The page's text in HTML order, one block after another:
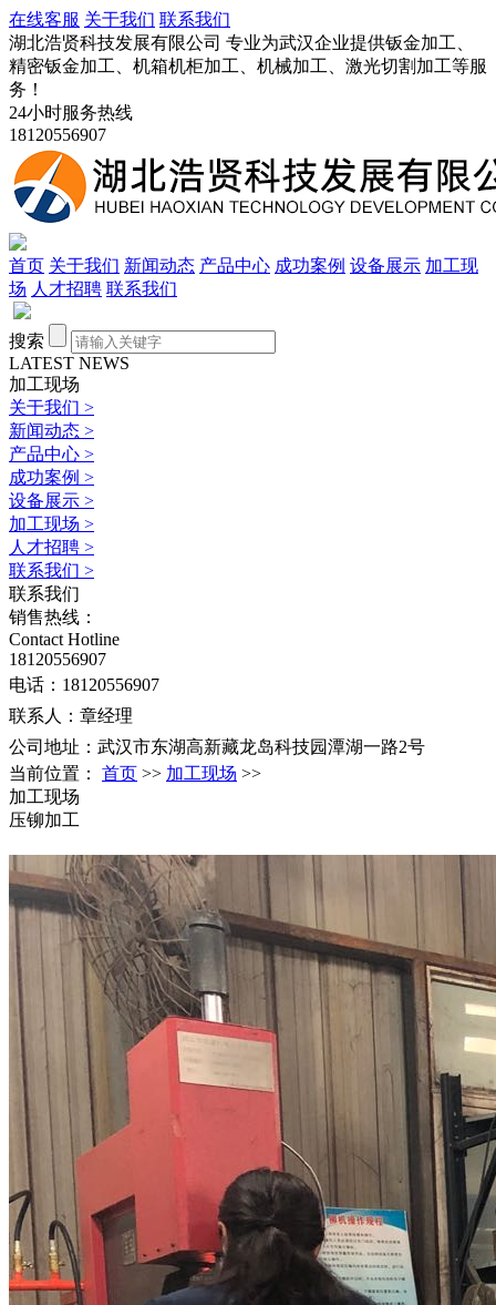
在线客服 关于我们 联系我们
湖北浩贤科技发展有限公司 专业为武汉企业提供钣金加工、
精密钣金加工、机箱机柜加工、机械加工、激光切割加工等服
务！
24小时服务热线
18120556907
首页 关于我们 新闻动态 产品中心 成功案例 设备展示 加工现
场 人才招聘 联系我们
搜索
LATEST NEWS
加工现场
关于我们 >
新闻动态 >
产品中心 >
成功案例 >
设备展示 >
加工现场 >
人才招聘 >
联系我们 >
联系我们
销售热线：
Contact Hotline
18120556907
电话：18120556907
联系人：章经理
公司地址：武汉市东湖高新藏龙岛科技园潭湖一路2号
当前位置： 首页 >> 加工现场 >>
加工现场
压铆加工